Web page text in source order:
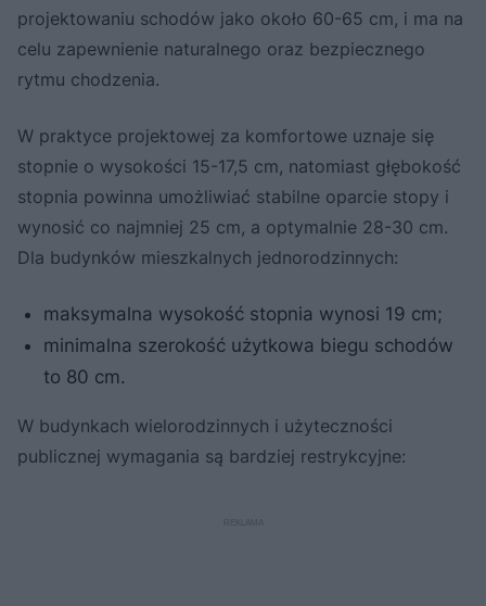
projektowaniu schodów jako około 60-65 cm, i ma na
celu zapewnienie naturalnego oraz bezpiecznego
rytmu chodzenia.
W praktyce projektowej za komfortowe uznaje się
stopnie o wysokości 15-17,5 cm, natomiast głębokość
stopnia powinna umożliwiać stabilne oparcie stopy i
wynosić co najmniej 25 cm, a optymalnie 28-30 cm.
Dla budynków mieszkalnych jednorodzinnych:
maksymalna wysokość stopnia wynosi 19 cm;
minimalna szerokość użytkowa biegu schodów
to 80 cm.
W budynkach wielorodzinnych i użyteczności
publicznej wymagania są bardziej restrykcyjne: